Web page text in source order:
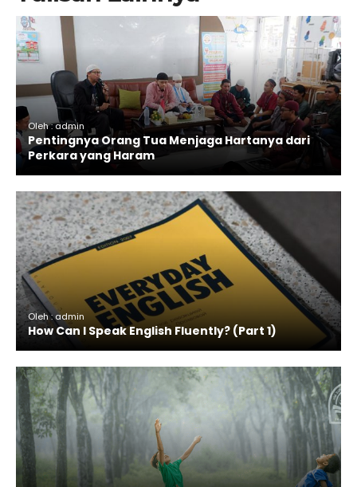
Oleh : admin
Pentingnya Orang Tua Menjaga Hartanya dari
Perkara yang Haram
Oleh : admin
How Can I Speak English Fluently? (Part 1)